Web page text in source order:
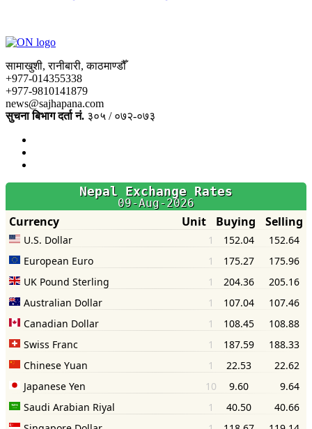
सामाखुशी, रानीबारी, काठमाण्डौँ
+977-014355338
+977-9810141879
news@sajhapana.com
सुचना बिभाग दर्ता नं. ३०५ / ०७२-०७३